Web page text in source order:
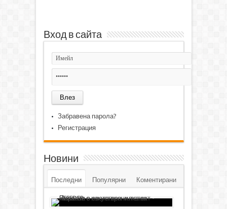
Вход в сайта
Забравена парола?
Регистрация
Новини
Последни Популярни Коментирани